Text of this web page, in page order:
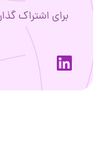
برای اشتراک